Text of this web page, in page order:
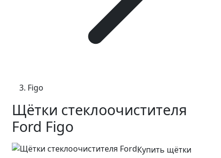
Figo
Щётки стеклоочистителя
Ford Figo
Купить щётки